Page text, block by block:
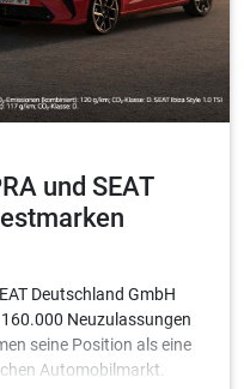
und SEAT
Deutschland GmbH
Neuzulassungen
seine Position als eine
Automobilmarkt.